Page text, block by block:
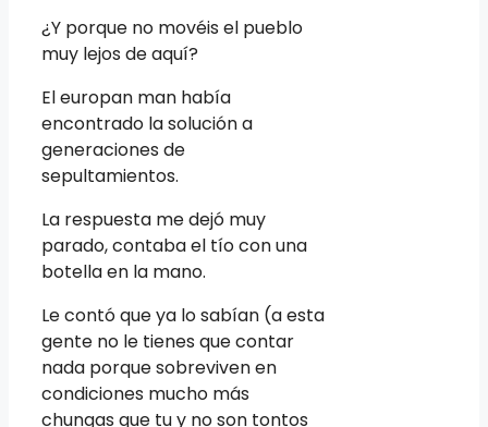
¿Y porque no movéis el pueblo
muy lejos de aquí?
El europan man había
encontrado la solución a
generaciones de
sepultamientos.
La respuesta me dejó muy
parado, contaba el tío con una
botella en la mano.
Le contó que ya lo sabían (a esta
gente no le tienes que contar
nada porque sobreviven en
condiciones mucho más
chungas que tu y no son tontos